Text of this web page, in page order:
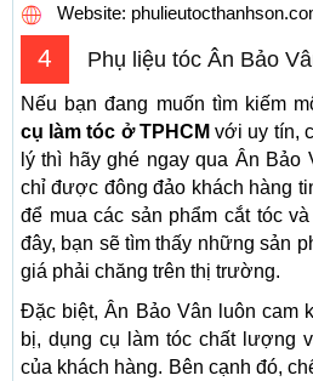
Website:
4 Phụ liệu tóc Ân Bảo
Nếu bạn đang muốn tìm kiếm
cụ làm tóc ở TPHCM với uy tín,
lý thì hãy ghé ngay qua Ân Bảo
chỉ được đông đảo khách hàng
để mua các sản phẩm cắt tóc
đây, bạn sẽ tìm thấy những sản
giá phải chăng trên thị trường.
Đặc biệt, Ân Bảo Vân luôn cam
bị, dụng cụ làm tóc chất lượng
của khách hàng. Bên cạnh đó,